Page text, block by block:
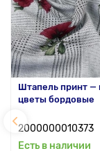
Штапель принт —
цветы бордовые
2000000010373
Есть в наличии